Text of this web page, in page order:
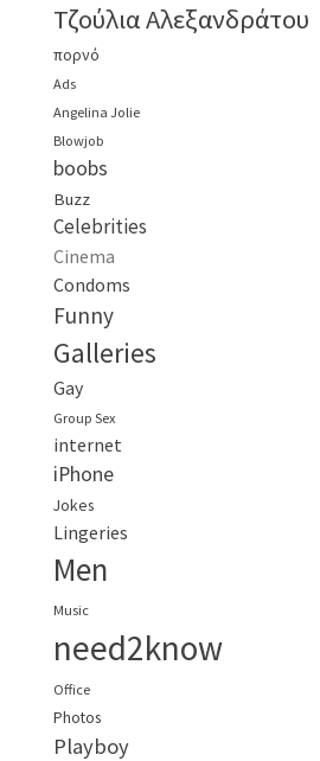
Τζούλια Αλεξανδράτου
πορνό
Ads
Angelina Jolie
Blowjob
boobs
Buzz
Celebrities
Cinema
Condoms
Funny
Galleries
Gay
Group Sex
internet
iPhone
Jokes
Lingeries
Men
Music
need2know
Office
Photos
Playboy